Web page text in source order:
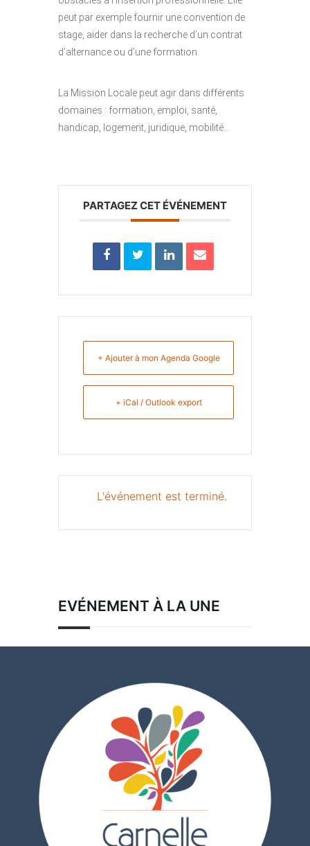
peut par exemple fournir une convention de
stage, aider dans la recherche d’un contrat
d’alternance ou d’une formation.
La Mission Locale peut agir dans différents
domaines : formation, emploi, santé,
handicap, logement, juridique, mobilité…
PARTAGEZ CET ÉVÉNEMENT
+ Ajouter à mon Agenda Google
+ iCal / Outlook export
L'événement est terminé.
EVÉNEMENT À LA UNE